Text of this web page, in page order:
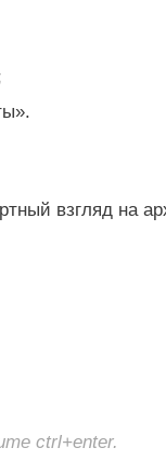
взгляд на
ctrl+enter.